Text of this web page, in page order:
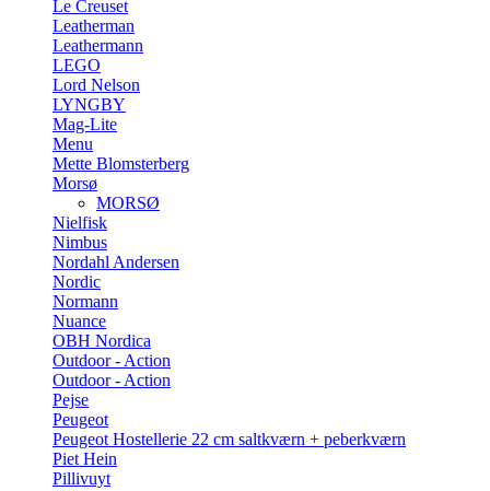
Le Creuset
Leatherman
Leathermann
LEGO
Lord Nelson
LYNGBY
Mag-Lite
Menu
Mette Blomsterberg
Morsø
MORSØ
Nielfisk
Nimbus
Nordahl Andersen
Nordic
Normann
Nuance
OBH Nordica
Outdoor - Action
Outdoor - Action
Pejse
Peugeot
Peugeot Hostellerie 22 cm saltkværn + peberkværn
Piet Hein
Pillivuyt